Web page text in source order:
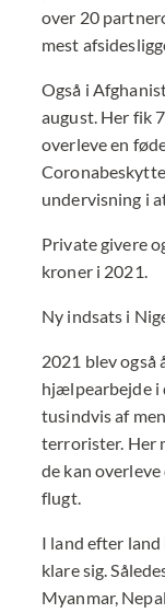
over 20
mest
Også i
august. Her fik
overleve en
undervisning i
Private givere
kroner i 2021.
Ny indsats i
2021 blev
hjælpearbejde i
tusindvis af
terrorister. Her
de kan
flugt.
I land efter
klare sig.
Myanmar,